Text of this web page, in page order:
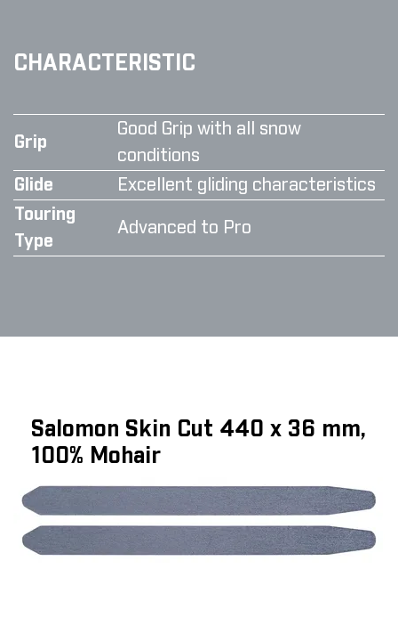
CHARACTERISTIC
Grip
Good Grip with all snow
conditions
Glide
Excellent gliding characteristics
Touring
Type
Advanced to Pro
Salomon Skin Cut 440 x 36 mm,
100% Mohair